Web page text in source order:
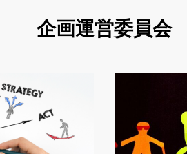
企画運営委員会